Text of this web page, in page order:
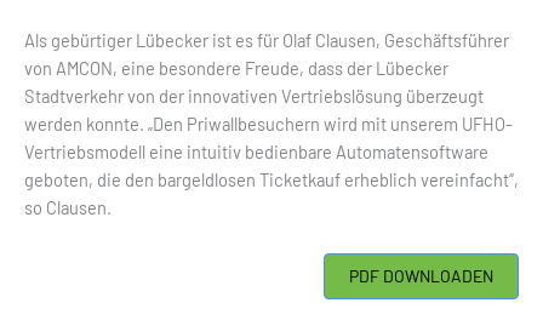
Als gebürtiger Lübecker ist es für Olaf Clausen, Geschäftsführer
von AMCON, eine besondere Freude, dass der Lübecker
Stadtverkehr von der innovativen Vertriebslösung überzeugt
werden konnte. „Den Priwallbesuchern wird mit unserem UFHO-
Vertriebsmodell eine intuitiv bedienbare Automatensoftware
geboten, die den bargeldlosen Ticketkauf erheblich vereinfacht“,
so Clausen.